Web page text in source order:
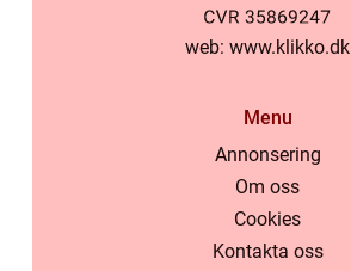
web: www.klikko.dk
Menu
Annonsering
Om oss
Cookies
Kontakta oss